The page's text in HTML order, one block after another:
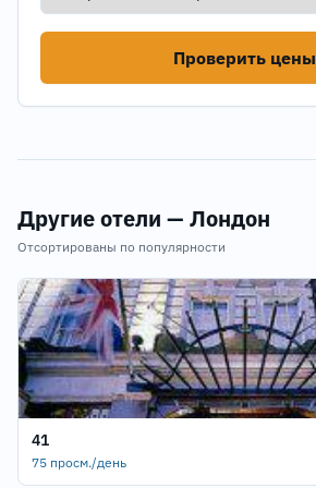
Проверить цены
Другие отели — Лондон
Отсортированы по популярности
41
75 просм./день